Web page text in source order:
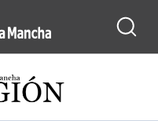
de Castilla-La